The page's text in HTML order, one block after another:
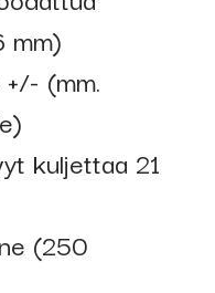
mm)
(mm.
kuljettaa 21
(250